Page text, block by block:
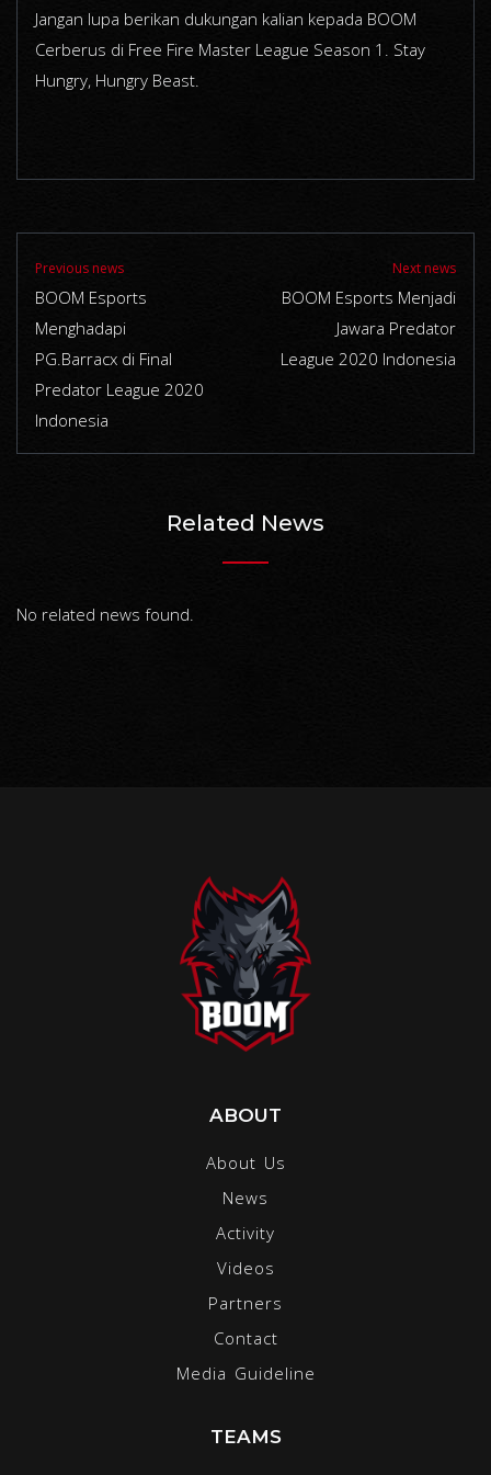
Jangan lupa berikan dukungan kalian kepada BOOM
Cerberus di Free Fire Master League Season 1. Stay
Hungry, Hungry Beast.
Previous news
BOOM Esports
Menghadapi
PG.Barracx di Final
Predator League 2020
Indonesia
Next news
BOOM Esports Menjadi
Jawara Predator
League 2020 Indonesia
Related News
No related news found.
ABOUT
About Us
News
Activity
Videos
Partners
Contact
Media Guideline
TEAMS